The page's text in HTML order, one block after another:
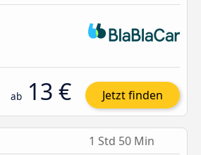
ab 13 € Jetzt finden
1 Std 50 Min